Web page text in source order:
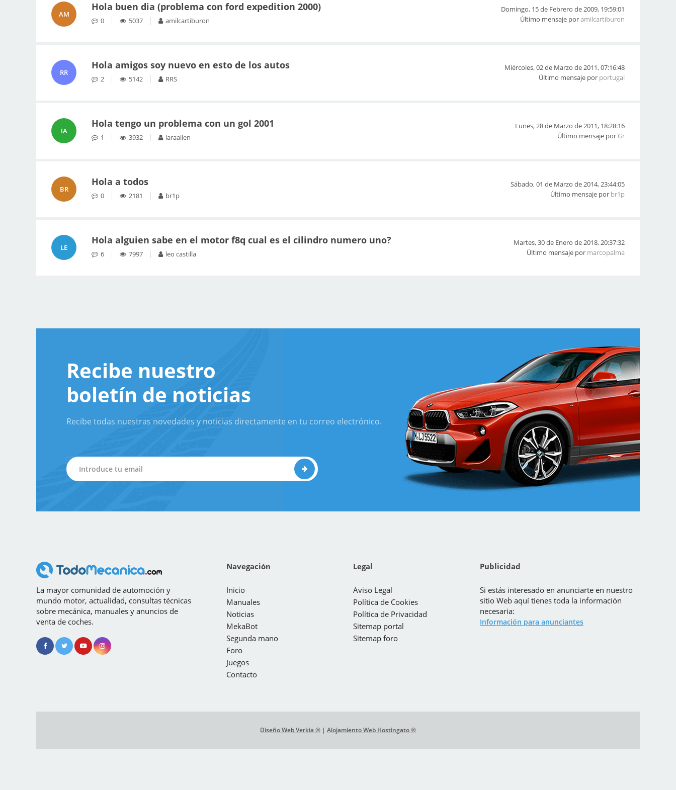
AM
Hola buen dia (problema con ford expedition 2000)
0 5037 amilcartiburon
Domingo, 15 de Febrero de 2009, 19:59:01
Último mensaje poramilcartiburon
RR
Hola amigos soy nuevo en esto de los autos
2 5142 RRS
Miércoles, 02 de Marzo de 2011, 07:16:48
Último mensaje por portugal
IA
Hola tengo un problema con un gol 2001
1 3932 iaraailen
Lunes, 28 de Marzo de 2011, 18:28:16
Último mensaje por Gr
BR
Hola a todos
0 2181 br1p
Sábado, 01 de Marzo de 2014, 23:44:05
Último mensaje por br1p
LE
Hola alguien sabe en el motor f8q cual es el cilindro numero uno?
6 7997 leo castilla
Martes, 30 de Enero de 2018, 20:37:32
Último mensaje por marcopalma
Recibe nuestro
boletín de noticias
Recibe todas nuestras novedades y noticias directamente en tu correo electrónico.
La mayor comunidad de automoción y
mundo motor, actualidad, consultas técnicas
sobre mecánica, manuales y anuncios de
venta de coches.
Navegación
Inicio
Manuales
Noticias
MekaBot
Segunda mano
Foro
Juegos
Contacto
Legal
Aviso Legal
Política de Cookies
Política de Privacidad
Sitemap portal
Sitemap foro
Publicidad
Si estás interesado en anunciarte en nuestro
sitio Web aquí tienes toda la información
necesaria:
Información para anunciantes
Diseño Web Verkia ® | Alojamiento Web Hostingato ®